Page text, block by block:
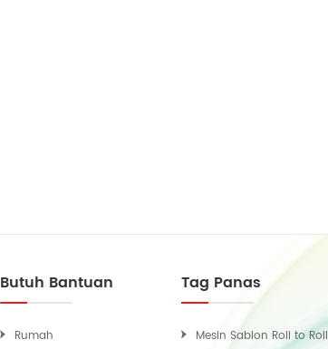
Butuh Bantuan
Rumah
Tag Panas
Mesin Sablon Roll to Roll